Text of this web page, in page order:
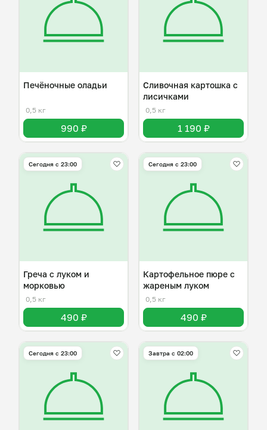
Печёночные оладьи
0,5 кг
990 ₽
Сливочная картошка с
лисичками
0,5 кг
1 190 ₽
Сегодня с 23:00
Греча с луком и
морковью
0,5 кг
490 ₽
Сегодня с 23:00
Картофельное пюре с
жареным луком
0,5 кг
490 ₽
Сегодня с 23:00 Завтра c 02:00